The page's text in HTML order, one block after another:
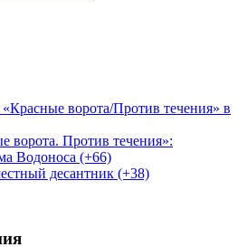
ворота/Против течения» в
ворота. Против течения»:
Водоноса (+66)
десантник (+38)